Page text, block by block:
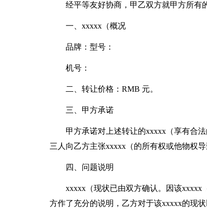
经平等友好协商，甲乙双方就甲方所有
一、xxxxx（概况
品牌：型号：
机号：
二、转让价格：RMB 元。
三、甲方承诺
甲方承诺对上述转让的xxxxx（享有合
三人向乙方主张xxxxx（的所有权或他物权
四、问题说明
xxxxx（现状已由双方确认。因该xxxxx
方作了充分的说明，乙方对于该xxxxx的现